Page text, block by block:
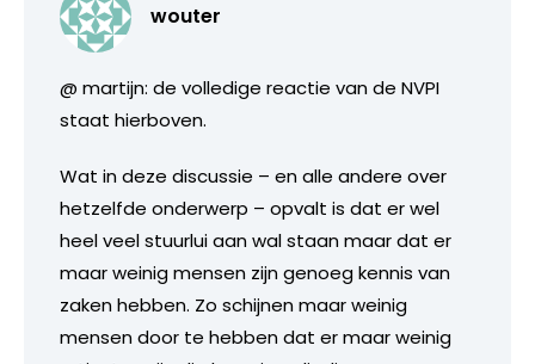
wouter
@ martijn: de volledige reactie van de NVPI
staat hierboven.
Wat in deze discussie – en alle andere over
hetzelfde onderwerp – opvalt is dat er wel
heel veel stuurlui aan wal staan maar dat er
maar weinig mensen zijn genoeg kennis van
zaken hebben. Zo schijnen maar weinig
mensen door te hebben dat er maar weinig